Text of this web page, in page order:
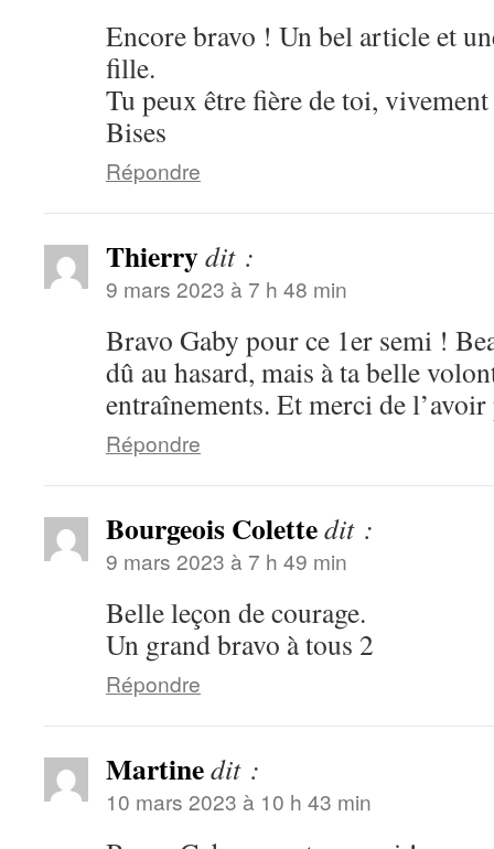
Encore bravo ! Un bel article et
fille.
Tu peux être fière de toi,
Bises
Répondre
Thierrydit :
9 mars 2023 à 7 h 48 min
Bravo Gaby pour ce 1er semi !
dû au hasard, mais à ta belle
entraînements. Et merci de l’avoir
Répondre
Bourgeois Colettedit :
9 mars 2023 à 7 h 49 min
Belle leçon de courage.
Un grand bravo à tous 2
Répondre
Martinedit :
10 mars 2023 à 10 h 43 min